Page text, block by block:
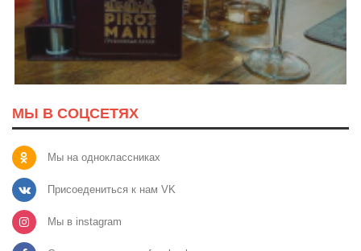
МЫ В СОЦСЕТЯХ
Мы на одноклассниках
Присоедениться к нам VK
Мы в instagram